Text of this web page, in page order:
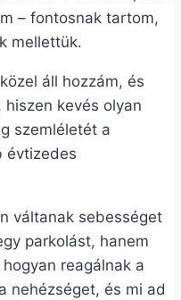
– fontosnak tartom,
mellettük.
áll hozzám, és
kevés olyan
szemléletét a
évtizedes
váltanak sebességet
parkolást, hanem
reagálnak a
nehézséget, és mi ad